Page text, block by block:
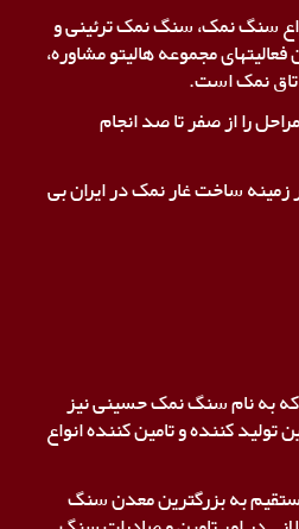
سنگ نمک، سنگ نمک ترئینی و
مجموعه هالیتو مشاوره،
نمک است.
را از صفر تا صد انجام
ساخت غار نمک در ایران بی
به نام سنگ نمک حسینی نیز
کننده و تامین کننده انواع
به بزرگترین معدن سنگ